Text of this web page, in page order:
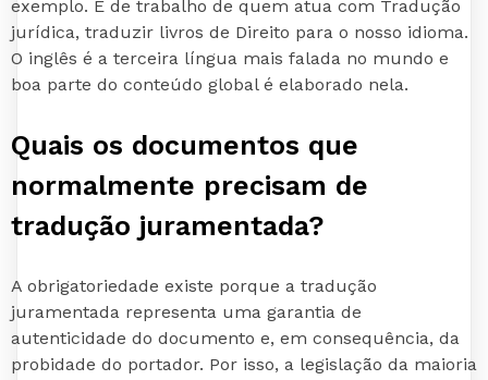
exemplo. É de trabalho de quem atua com Tradução
jurídica, traduzir livros de Direito para o nosso idioma.
O inglês é a terceira língua mais falada no mundo e
boa parte do conteúdo global é elaborado nela.
Quais os documentos que
normalmente precisam de
tradução juramentada?
A obrigatoriedade existe porque a tradução
juramentada representa uma garantia de
autenticidade do documento e, em consequência, da
probidade do portador. Por isso, a legislação da maioria